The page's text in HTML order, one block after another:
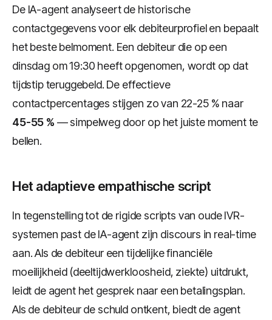
De IA-agent analyseert de historische
contactgegevens voor elk debiteurprofiel en bepaalt
het beste belmoment. Een debiteur die op een
dinsdag om 19:30 heeft opgenomen, wordt op dat
tijdstip teruggebeld. De effectieve
contactpercentages stijgen zo van 22-25 % naar
45-55 % — simpelweg door op het juiste moment te
bellen.
Het adaptieve empathische script
In tegenstelling tot de rigide scripts van oude IVR-
systemen past de IA-agent zijn discours in real-time
aan. Als de debiteur een tijdelijke financiële
moeilijkheid (deeltijdwerkloosheid, ziekte) uitdrukt,
leidt de agent het gesprek naar een betalingsplan.
Als de debiteur de schuld ontkent, biedt de agent